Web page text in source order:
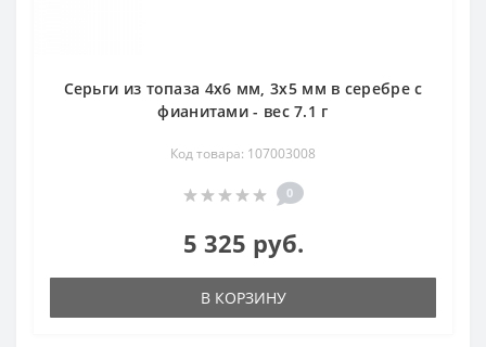
Серьги из топаза 4х6 мм, 3х5 мм в серебре с
фианитами - вес 7.1 г
Код товара: 107003008
0
5 325 руб.
В КОРЗИНУ